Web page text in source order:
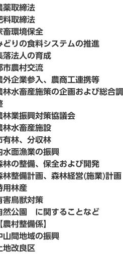
薬取締法
料取締法
畜環境保全
どりの食料システムの推進
落法人の育成
市農村交流
外企業参入、農商工連携等
林水畜産施策の企画および総合調
林業振興対策協議会
林水畜産施設
有林、分収林
水面漁業の振興
林の整備、保全および開発
林整備計画、森林経営(施業)計画
用林産
害鳥獣対策
然公園 に関することなど
農村整備係】
山間地域の振興
地改良区